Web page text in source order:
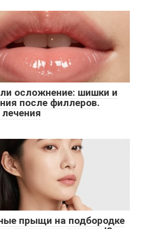
осложнение: шишки и
после филлеров.
прыщи на подбородке